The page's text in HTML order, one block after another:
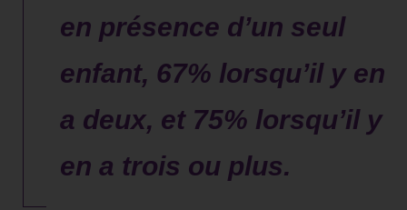
en présence d’un seul
enfant, 67% lorsqu’il y en
a deux, et 75% lorsqu’il y
en a trois ou plus.